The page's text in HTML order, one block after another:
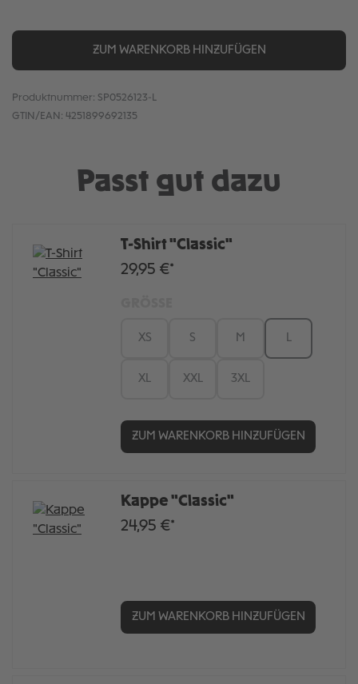
ZUM WARENKORB HINZUFÜGEN
Produktnummer: SP0526123-L
GTIN/EAN: 4251899692135
Passt gut dazu
T-Shirt "Classic"
29,95 €*
XS S M L
XL XXL 3XL
ZUM WARENKORB HINZUFÜGEN
Kappe "Classic"
24,95 €*
ZUM WARENKORB HINZUFÜGEN